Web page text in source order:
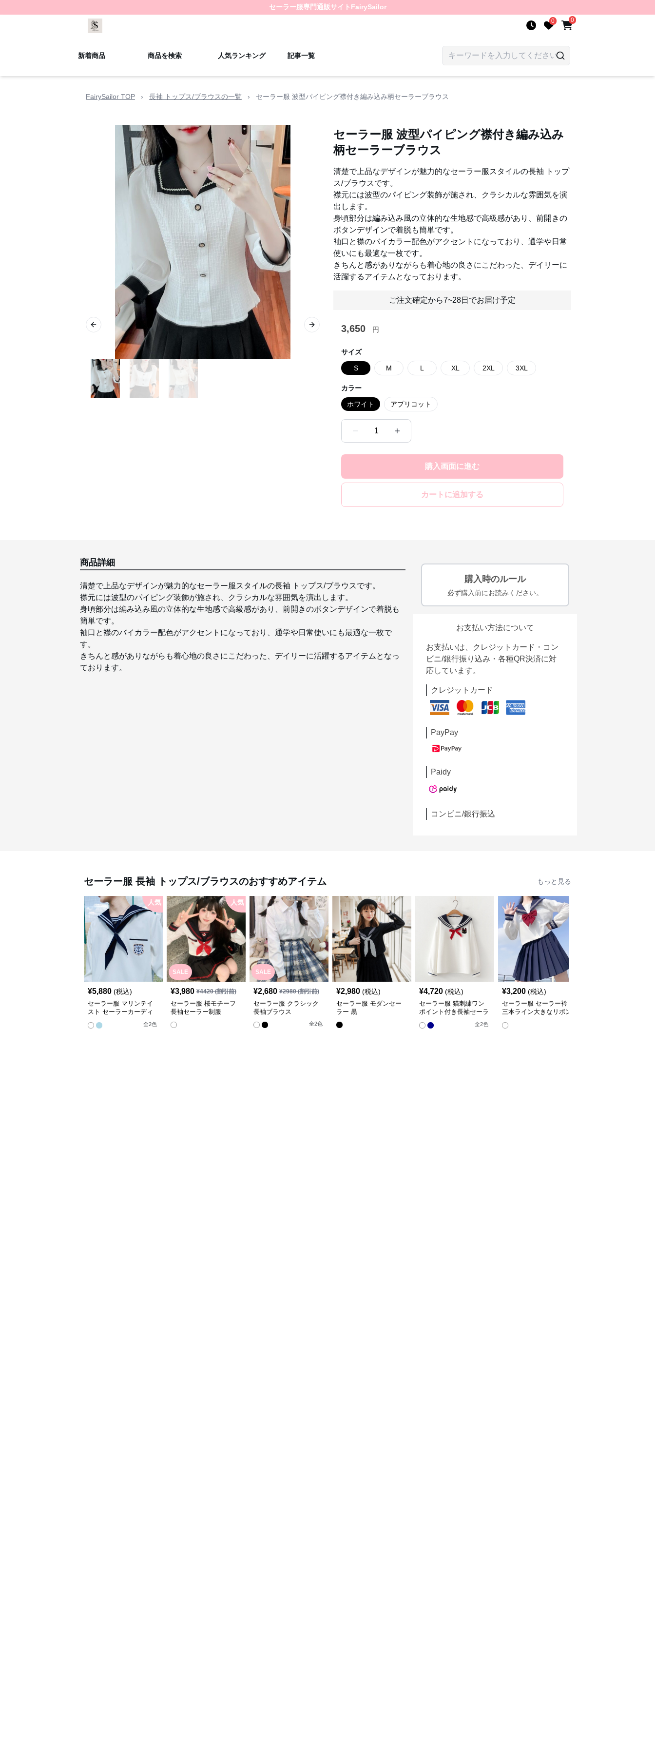
セーラー服専門通販サイト FairySailor
0 0
新着商品 商品を検索 人気ランキング 記事一覧
FairySailor TOP › 長袖 トップス/ブラウスの一覧 › セーラー服 波型パイピング襟付き編み込み柄セーラーブラウス
Previous slide Next slide
セーラー服 波型パイピング襟付き編み込み
柄セーラーブラウス
清楚で上品なデザインが魅力的なセーラー服スタイルの長袖 トップ
ス/ブラウスです。
襟元には波型のパイピング装飾が施され、クラシカルな雰囲気を演
出します。
身頃部分は編み込み風の立体的な生地感で高級感があり、前開きの
ボタンデザインで着脱も簡単です。
袖口と襟のバイカラー配色がアクセントになっており、通学や日常
使いにも最適な一枚です。
きちんと感がありながらも着心地の良さにこだわった、デイリーに
活躍するアイテムとなっております。
ご注文確定から7~28日でお届け予定
3,650 円
サイズ
S M L XL 2XL 3XL
カラー
ホワイト アプリコット
1
購入画面に進む
カートに追加する
商品詳細
清楚で上品なデザインが魅力的なセーラー服スタイルの長袖 トップス/ブラウスです。
襟元には波型のパイピング装飾が施され、クラシカルな雰囲気を演出します。
身頃部分は編み込み風の立体的な生地感で高級感があり、前開きのボタンデザインで着脱も
簡単です。
袖口と襟のバイカラー配色がアクセントになっており、通学や日常使いにも最適な一枚で
す。
きちんと感がありながらも着心地の良さにこだわった、デイリーに活躍するアイテムとなっ
ております。
購入時のルール
必ず購入前にお読みください。
お支払い方法について
お支払いは、クレジットカード・コン
ビニ/銀行振り込み・各種QR決済に対
応しています。
クレジットカード
PayPay
Paidy
コンビニ/銀行振込
セーラー服 長袖 トップス/ブラウスのおすすめアイテム もっと見る
人気
¥5,880 (税込)
セーラー服 マリンテイ
スト セーラーカーディ
全2色
SALE
人気
¥3,980 ¥4420(割引前)
セーラー服 桜モチーフ
長袖セーラー制服
SALE
¥2,680 ¥2980(割引前)
セーラー服 クラシック
長袖ブラウス
全2色
¥2,980 (税込)
セーラー服 モダンセー
ラー 黒
¥4,720 (税込)
セーラー服 猫刺繍ワン
ポイント付き長袖セーラ
全2色
¥3,200 (税込)
セーラー服 セーラー衿
三本ライン大きなリボン